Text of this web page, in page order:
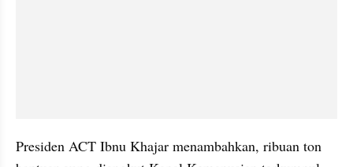
Presiden ACT Ibnu Khajar menambahkan, ribuan ton